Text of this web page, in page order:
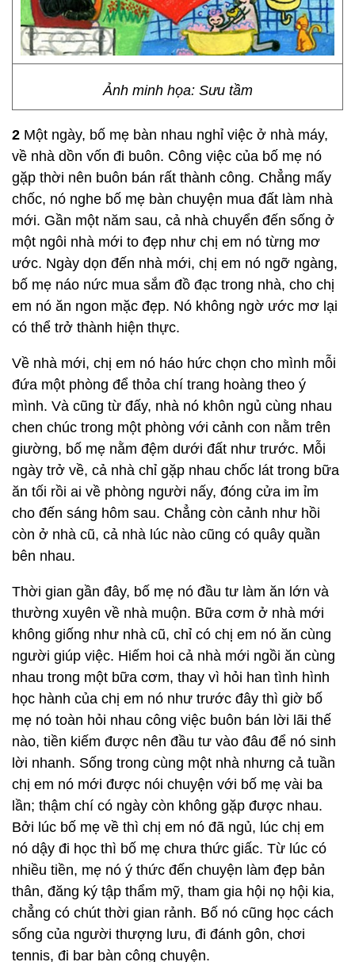
Ảnh minh họa: Sưu tầm
2 Một ngày, bố mẹ bàn nhau nghỉ việc ở nhà máy,
về nhà dồn vốn đi buôn. Công việc của bố mẹ nó
gặp thời nên buôn bán rất thành công. Chẳng mấy
chốc, nó nghe bố mẹ bàn chuyện mua đất làm nhà
mới. Gần một năm sau, cả nhà chuyển đến sống ở
một ngôi nhà mới to đẹp như chị em nó từng mơ
ước. Ngày dọn đến nhà mới, chị em nó ngỡ ngàng,
bố mẹ náo nức mua sắm đồ đạc trong nhà, cho chị
em nó ăn ngon mặc đẹp. Nó không ngờ ước mơ lại
có thể trở thành hiện thực.
Về nhà mới, chị em nó háo hức chọn cho mình mỗi
đứa một phòng để thỏa chí trang hoàng theo ý
mình. Và cũng từ đấy, nhà nó khôn ngủ cùng nhau
chen chúc trong một phòng với cảnh con nằm trên
giường, bố mẹ nằm đệm dưới đất như trước. Mỗi
ngày trở về, cả nhà chỉ gặp nhau chốc lát trong bữa
ăn tối rồi ai về phòng người nấy, đóng cửa im ỉm
cho đến sáng hôm sau. Chẳng còn cảnh như hồi
còn ở nhà cũ, cả nhà lúc nào cũng có quây quần
bên nhau.
Thời gian gần đây, bố mẹ nó đầu tư làm ăn lớn và
thường xuyên về nhà muộn. Bữa cơm ở nhà mới
không giống như nhà cũ, chỉ có chị em nó ăn cùng
người giúp việc. Hiếm hoi cả nhà mới ngồi ăn cùng
nhau trong một bữa cơm, thay vì hỏi han tình hình
học hành của chị em nó như trước đây thì giờ bố
mẹ nó toàn hỏi nhau công việc buôn bán lời lãi thế
nào, tiền kiếm được nên đầu tư vào đâu để nó sinh
lời nhanh. Sống trong cùng một nhà nhưng cả tuần
chị em nó mới được nói chuyện với bố mẹ vài ba
lần; thậm chí có ngày còn không gặp được nhau.
Bởi lúc bố mẹ về thì chị em nó đã ngủ, lúc chị em
nó dậy đi học thì bố mẹ chưa thức giấc. Từ lúc có
nhiều tiền, mẹ nó ý thức đến chuyện làm đẹp bản
thân, đăng ký tập thẩm mỹ, tham gia hội nọ hội kia,
chẳng có chút thời gian rảnh. Bố nó cũng học cách
sống của người thượng lưu, đi đánh gôn, chơi
tennis, đi bar bàn công chuyện.